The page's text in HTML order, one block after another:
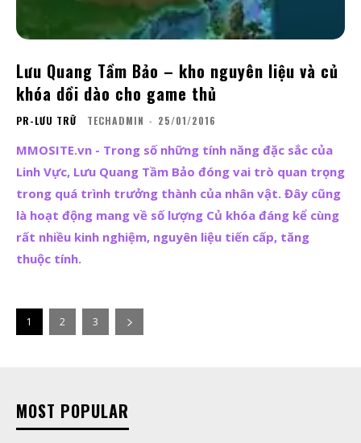
Lưu Quang Tầm Bảo – kho nguyên liệu và củ
khóa dồi dào cho game thủ
PR-LƯU TRỮ TECHADMIN - 25/01/2016
MMOSITE.vn - Trong số những tính năng đặc sắc của
Linh Vực, Lưu Quang Tầm Bảo đóng vai trò quan trọng
trong quá trình trưởng thành của nhân vật. Đây cũng
là hoạt động mang về số lượng Củ khóa đáng kể cùng
rất nhiều kinh nghiệm, nguyên liệu tiến cấp, tăng
thuộc tính.
1 2 3
MOST POPULAR